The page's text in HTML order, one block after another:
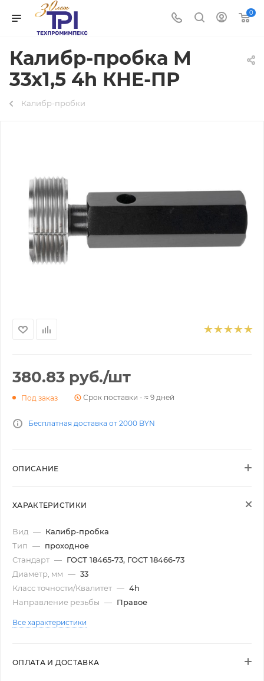
0
Калибр-пробка М
33х1,5 4h КНЕ-ПР
Калибр-пробки
380.83 руб./шт
Под заказ Срок поставки - ≈ 9 дней
Бесплатная доставка от 2000 BYN
ОПИСАНИЕ
ХАРАКТЕРИСТИКИ
Вид — Калибр-пробка
Тип — проходное
Стандарт — ГОСТ 18465-73, ГОСТ 18466-73
Диаметр, мм — 33
Класс точности/Квалитет — 4h
Направление резьбы — Правое
Все характеристики
ОПЛАТА И ДОСТАВКА